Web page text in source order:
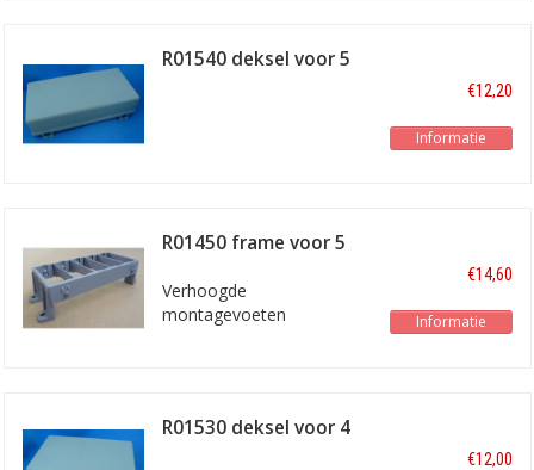
R01540 deksel voor 5
€12,20
Informatie
R01450 frame voor 5
Verhoogde
montagevoeten
€14,60
Informatie
R01530 deksel voor 4
€12,00